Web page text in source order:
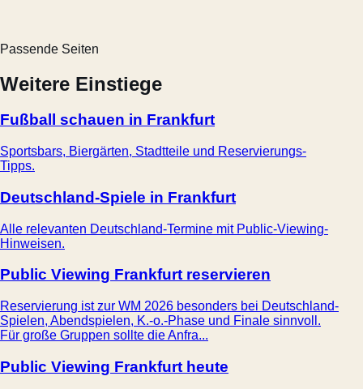
Passende Seiten
Weitere Einstiege
Fußball schauen in Frankfurt
Sportsbars, Biergärten, Stadtteile und Reservierungs-
Tipps.
Deutschland-Spiele in Frankfurt
Alle relevanten Deutschland-Termine mit Public-Viewing-
Hinweisen.
Public Viewing Frankfurt reservieren
Reservierung ist zur WM 2026 besonders bei Deutschland-
Spielen, Abendspielen, K.-o.-Phase und Finale sinnvoll.
Für große Gruppen sollte die Anfra...
Public Viewing Frankfurt heute